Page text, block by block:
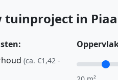
tuinproject in
(ca. €1,42 -